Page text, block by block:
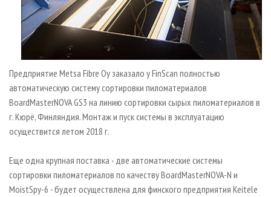
ИНСТРУМЕНТ И МАТЕРИАЛЫ
БИБЛИОТЕКА СПЕЦИАЛИСТА
Предприятие Metsa Fibre Oy заказало у FinSсan полностью
автоматическую систему сортировки пиломатериалов
BoardMasterNOVA GS3 на линию сортировки сырых пиломатериалов в
г. Кюрё, Финляндия. Монтаж и пуск системы в эксплуатацию
осуществится летом 2018 г.
Еще одна крупная поставка - две автоматические системы
сортировки пиломатериалов по качеству BoardMasterNOVA-N и
MoistSpy-6 - будет осуществлена для финского предприятия Keitele